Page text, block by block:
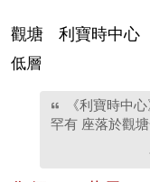
觀塘 利寶時中心
低層
《利寶時中
罕有 座落於觀